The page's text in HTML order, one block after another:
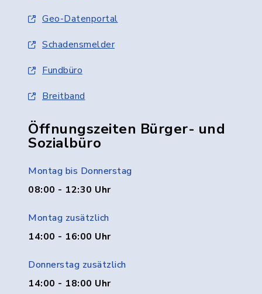
Geo-Datenportal
Schadensmelder
Fundbüro
Breitband
Öffnungszeiten Bürger- und
Sozialbüro
Montag bis Donnerstag
08:00 - 12:30 Uhr
Montag zusätzlich
14:00 - 16:00 Uhr
Donnerstag zusätzlich
14:00 - 18:00 Uhr